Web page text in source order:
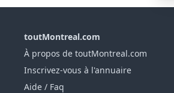
toutMontreal.com
À propos de toutMontreal.com
Inscrivez-vous à l'annuaire
Aide / Faq